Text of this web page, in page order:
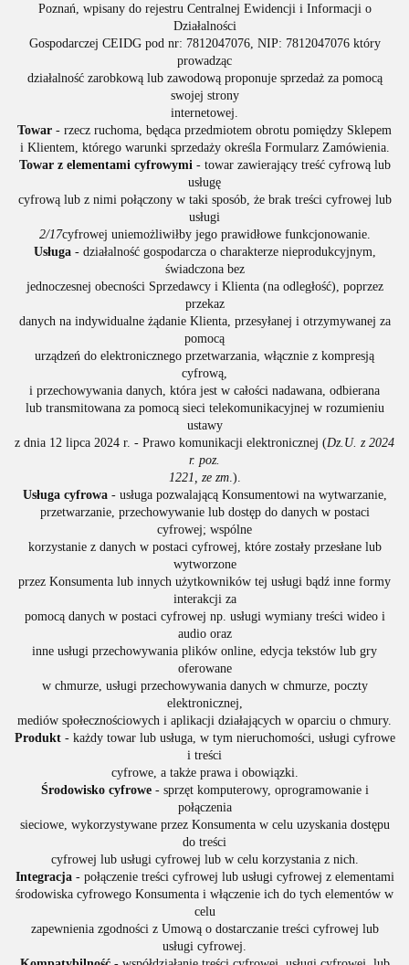
Poznań, wpisany do rejestru Centralnej Ewidencji i Informacji o
Działalności
Gospodarczej CEIDG pod nr: 7812047076, NIP: 7812047076 który
prowadząc
działalność zarobkową lub zawodową proponuje sprzedaż za pomocą
swojej strony
internetowej.
Towar - rzecz ruchoma, będąca przedmiotem obrotu pomiędzy Sklepem
i Klientem, którego warunki sprzedaży określa Formularz Zamówienia.
Towar z elementami cyfrowymi- towar zawierający treść cyfrową lub
usługę
cyfrową lub z nimi połączony w taki sposób, że brak treści cyfrowej lub
usługi
2/17cyfrowej uniemożliwiłby jego prawidłowe funkcjonowanie.
Usługa- działalność gospodarcza o charakterze nieprodukcyjnym,
świadczona bez
jednoczesnej obecności Sprzedawcy i Klienta (na odległość), poprzez
przekaz
danych na indywidualne żądanie Klienta, przesyłanej i otrzymywanej za
pomocą
urządzeń do elektronicznego przetwarzania, włącznie z kompresją
cyfrową,
i przechowywania danych, która jest w całości nadawana, odbierana
lub transmitowana za pomocą sieci telekomunikacyjnej w rozumieniu
ustawy
z dnia 12 lipca 2024 r. - Prawo komunikacji elektronicznej (Dz.U. z 2024
r. poz.
1221, ze zm.).
Usługa cyfrowa- usługa pozwalającą Konsumentowi na wytwarzanie,
przetwarzanie, przechowywanie lub dostęp do danych w postaci
cyfrowej; wspólne
korzystanie z danych w postaci cyfrowej, które zostały przesłane lub
wytworzone
przez Konsumenta lub innych użytkowników tej usługi bądź inne formy
interakcji za
pomocą danych w postaci cyfrowej np. usługi wymiany treści wideo i
audio oraz
inne usługi przechowywania plików online, edycja tekstów lub gry
oferowane
w chmurze, usługi przechowywania danych w chmurze, poczty
elektronicznej,
mediów społecznościowych i aplikacji działających w oparciu o chmury.
Produkt - każdy towar lub usługa, w tym nieruchomości, usługi cyfrowe
i treści
cyfrowe, a także prawa i obowiązki.
Środowisko cyfrowe - sprzęt komputerowy, oprogramowanie i
połączenia
sieciowe, wykorzystywane przez Konsumenta w celu uzyskania dostępu
do treści
cyfrowej lub usługi cyfrowej lub w celu korzystania z nich.
Integracja- połączenie treści cyfrowej lub usługi cyfrowej z elementami
środowiska cyfrowego Konsumenta i włączenie ich do tych elementów w
celu
zapewnienia zgodności z Umową o dostarczanie treści cyfrowej lub
usługi cyfrowej.